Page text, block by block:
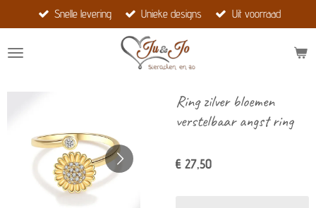
direct
naar
Snelle levering Unieke designs Uit voorraad
Ring zilver bloemen
verstelbaar angst ring
€ 27,50